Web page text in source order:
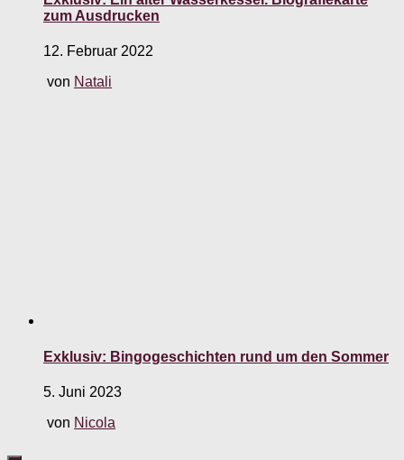
zum Ausdrucken
12. Februar 2022
von Natali
Exklusiv: Bingogeschichten rund um den Sommer
5. Juni 2023
von Nicola